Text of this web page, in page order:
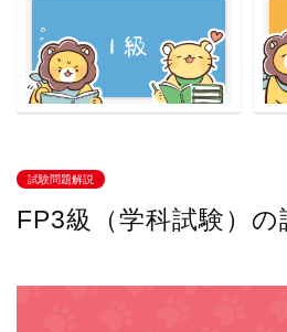
試験問題解説
FP3級（学科試験）の